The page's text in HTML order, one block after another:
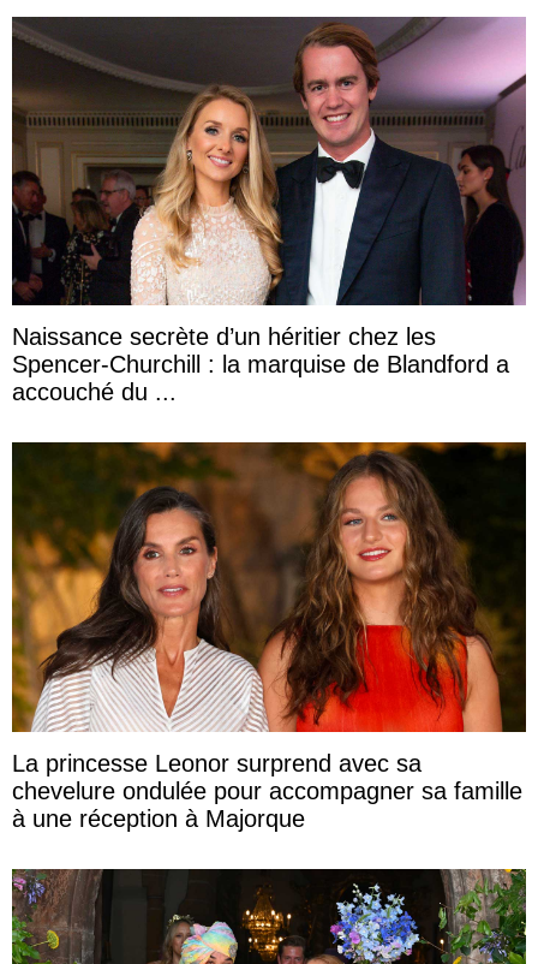
Naissance secrète d’un héritier chez les
Spencer-Churchill : la marquise de Blandford a
accouché du ...
La princesse Leonor surprend avec sa
chevelure ondulée pour accompagner sa famille
à une réception à Majorque